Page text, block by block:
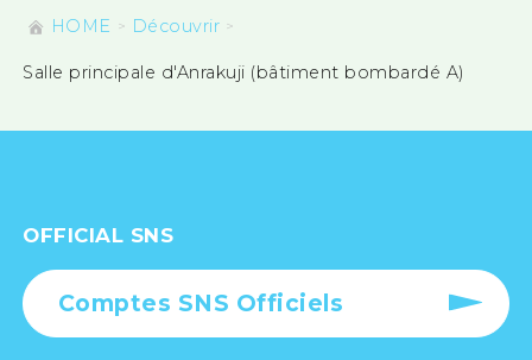
HOME Découvrir
Salle principale d'Anrakuji (bâtiment bombardé A)
OFFICIAL SNS
Comptes SNS Officiels